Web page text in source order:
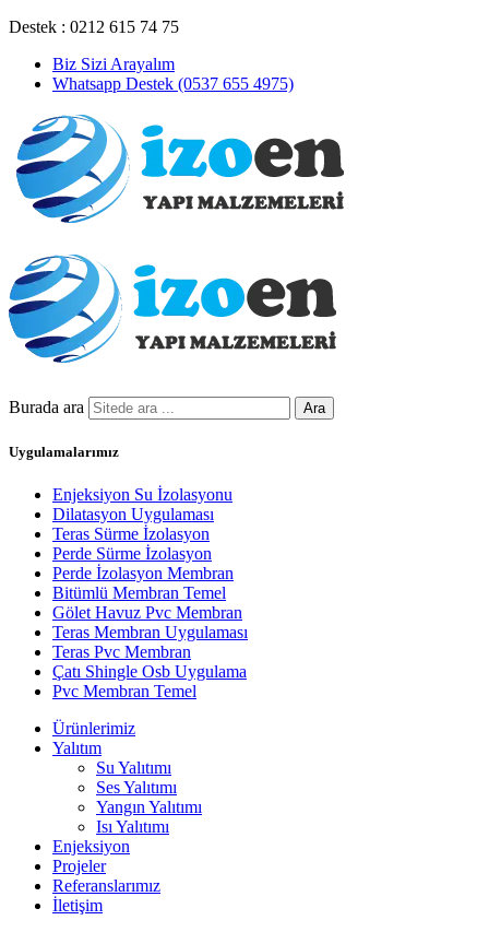
Destek : 0212 615 74 75
Biz Sizi Arayalım
Whatsapp Destek (0537 655 4975)
Burada ara Ara
Uygulamalarımız
Enjeksiyon Su İzolasyonu
Dilatasyon Uygulaması
Teras Sürme İzolasyon
Perde Sürme İzolasyon
Perde İzolasyon Membran
Bitümlü Membran Temel
Gölet Havuz Pvc Membran
Teras Membran Uygulaması
Teras Pvc Membran
Çatı Shingle Osb Uygulama
Pvc Membran Temel
Ürünlerimiz
Yalıtım
Su Yalıtımı
Ses Yalıtımı
Yangın Yalıtımı
Isı Yalıtımı
Enjeksiyon
Projeler
Referanslarımız
İletişim